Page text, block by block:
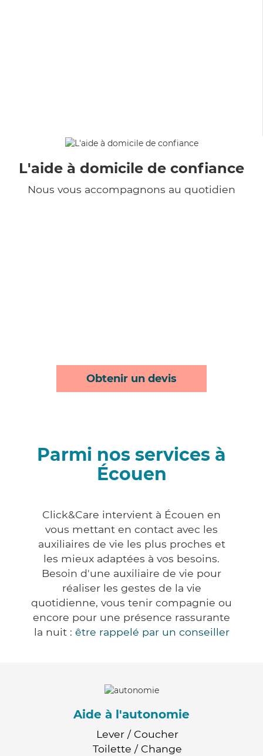
L'aide à domicile de confiance
Nous vous accompagnons au quotidien
Obtenir un devis
Parmi nos services à
Écouen
Click&Care intervient à Écouen en
vous mettant en contact avec les
auxiliaires de vie les plus proches et
les mieux adaptées à vos besoins.
Besoin d'une auxiliaire de vie pour
réaliser les gestes de la vie
quotidienne, vous tenir compagnie ou
encore pour une présence rassurante
la nuit : être rappelé par un conseiller
Aide à l'autonomie
Lever / Coucher
Toilette / Change